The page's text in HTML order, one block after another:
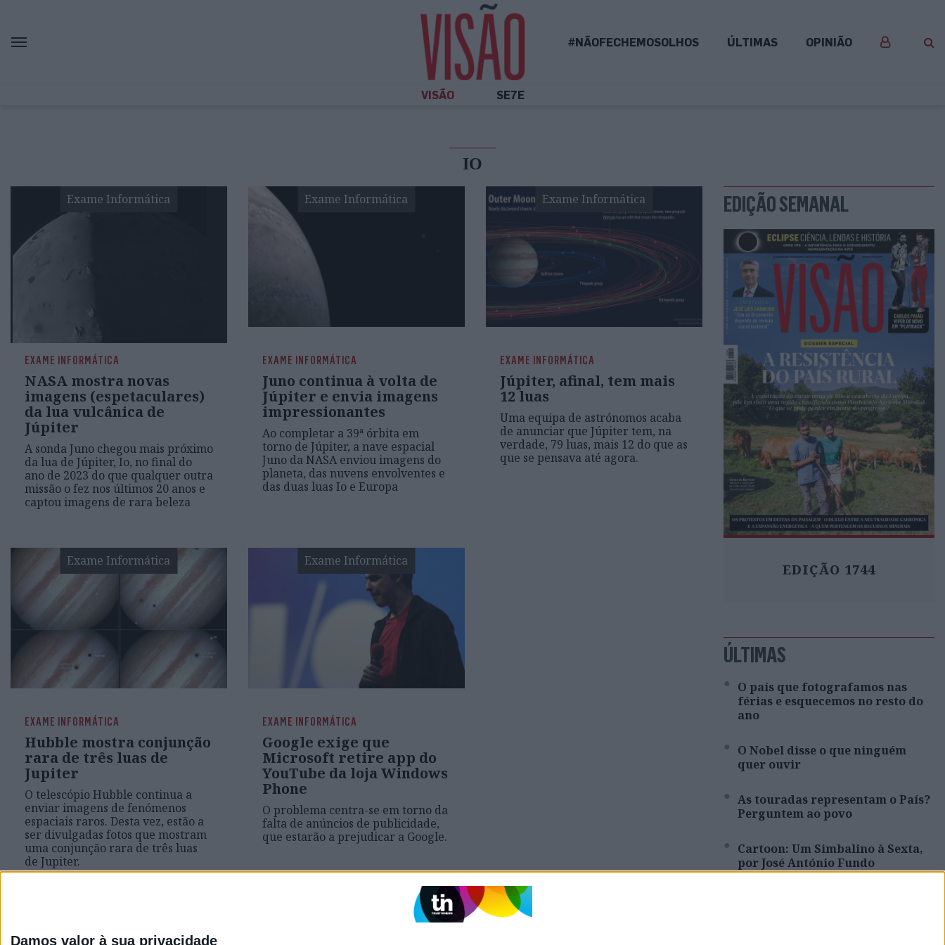
Damos valor à sua privacidade
#NÃOFECHEMOSOLHOS ÚLTIMAS OPINIÃO
VISÃO SE7E
IO
Exame Informática
EXAME INFORMÁTICA
NASA mostra novas
imagens (espetaculares)
da lua vulcânica de
Júpiter
A sonda Juno chegou mais próximo
da lua de Júpiter, Io, no final do
ano de 2023 do que qualquer outra
missão o fez nos últimos 20 anos e
captou imagens de rara beleza
Exame Informática
EXAME INFORMÁTICA
Juno continua à volta de
Júpiter e envia imagens
impressionantes
Ao completar a 39ª órbita em
torno de Júpiter, a nave espacial
Juno da NASA enviou imagens do
planeta, das nuvens envolventes e
das duas luas Io e Europa
Exame Informática
EXAME INFORMÁTICA
Júpiter, afinal, tem mais
12 luas
Uma equipa de astrónomos acaba
de anunciar que Júpiter tem, na
verdade, 79 luas, mais 12 do que as
que se pensava até agora.
Exame Informática
EXAME INFORMÁTICA
Hubble mostra conjunção
rara de três luas de
Jupiter
O telescópio Hubble continua a
enviar imagens de fenómenos
espaciais raros. Desta vez, estão a
ser divulgadas fotos que mostram
uma conjunção rara de três luas
de Jupiter.
Exame Informática
EXAME INFORMÁTICA
Google exige que
Microsoft retire app do
YouTube da loja Windows
Phone
O problema centra-se em torno da
falta de anúncios de publicidade,
que estarão a prejudicar a Google.
EDIÇÃO SEMANAL
EDIÇÃO 1744
ÚLTIMAS
O país que fotografamos nas
férias e esquecemos no resto do
ano
O Nobel disse o que ninguém
quer ouvir
As touradas representam o País?
Perguntem ao povo
Cartoon: Um Simbalino à Sexta,
por José António Fundo